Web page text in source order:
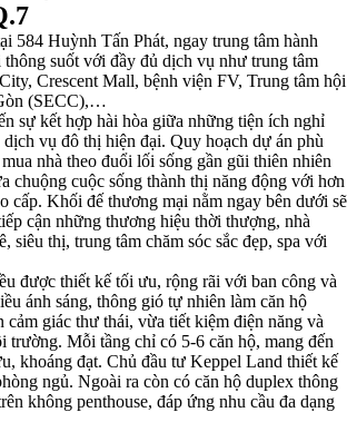
584 Huỳnh Tấn Phát, ngay trung tâm hành
suốt với đầy đủ dịch vụ như trung tâm
Crescent Mall, bệnh viện FV, Trung tâm hội
(SECC),…
sự kết hợp hài hòa giữa những tiện ích nghỉ
vụ đô thị hiện đại. Quy hoạch dự án phù
nhà theo đuổi lối sống gần gũi thiên nhiên
chuộng cuộc sống thành thị năng động với hơn
cấp. Khối đế thương mại nằm ngay bên dưới sẽ
cận những thương hiệu thời thượng, nhà
siêu thị, trung tâm chăm sóc sắc đẹp, spa với
được thiết kế tối ưu, rộng rãi với ban công và
ánh sáng, thông gió tự nhiên làm căn hộ
cảm giác thư thái, vừa tiết kiệm điện năng và
trường. Mỗi tầng chỉ có 5-6 căn hộ, mang đến
khoáng đạt. Chủ đầu tư Keppel Land thiết kế
ngủ. Ngoài ra còn có căn hộ duplex thông
không penthouse, đáp ứng nhu cầu đa dạng